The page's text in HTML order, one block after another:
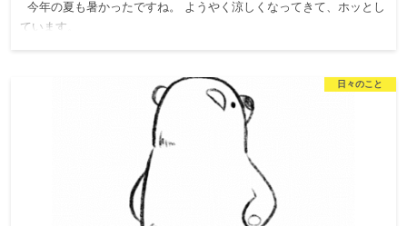
今年の夏も暑かったですね。 ようやく涼しくなってきて、ホッとし
ています。
日々のこと